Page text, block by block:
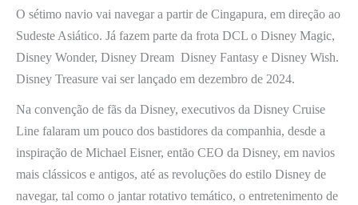
O sétimo navio vai navegar a partir de Cingapura, em direção ao
Sudeste Asiático. Já fazem parte da frota DCL o Disney Magic,
Disney Wonder, Disney Dream Disney Fantasy e Disney Wish.
Disney Treasure vai ser lançado em dezembro de 2024.
Na convenção de fãs da Disney, executivos da Disney Cruise
Line falaram um pouco dos bastidores da companhia, desde a
inspiração de Michael Eisner, então CEO da Disney, em navios
mais clássicos e antigos, até as revoluções do estilo Disney de
navegar, tal como o jantar rotativo temático, o entretenimento de